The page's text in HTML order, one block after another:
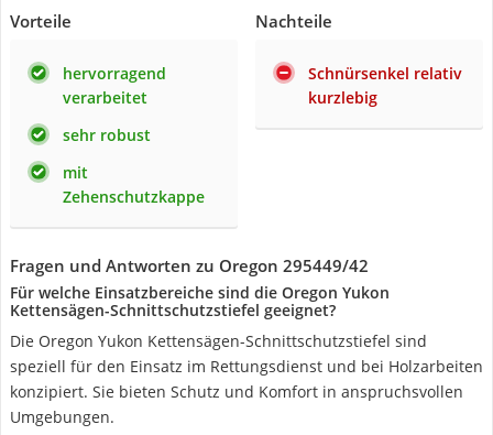
Vorteile
hervorragend
verarbeitet
sehr robust
mit
Zehenschutzkappe
Nachteile
Schnürsenkel relativ
kurzlebig
Fragen und Antworten zu Oregon 295449/42
Für welche Einsatzbereiche sind die Oregon Yukon
Kettensägen-Schnittschutzstiefel geeignet?
Die Oregon Yukon Kettensägen-Schnittschutzstiefel sind
speziell für den Einsatz im Rettungsdienst und bei Holzarbeiten
konzipiert. Sie bieten Schutz und Komfort in anspruchsvollen
Umgebungen.